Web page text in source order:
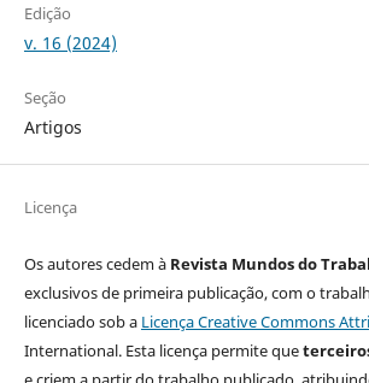
Edição
v. 16 (2024)
Seção
Artigos
Licença
Os autores cedem à Revista Mundos do
exclusivos de primeira publicação, com o
licenciado sob a Licença Creative Commons
International. Esta licença permite que